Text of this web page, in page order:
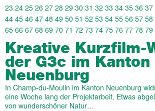
23 24 25 26 27 28 29 30 31 32 33 34 35 36 37
44 45 46 47 48 49 50 51 52 53 54 55 56 57 58
65 66 67 68 69 70 71 72 73 74 75 76 77 78 79
Kreative Kurzfilm-
der G3c im Kanton
Neuenburg
In Champ-du-Moulin im Kanton Neuenburg
eine Woche lang der Projektarbeit. Etwas
von wunderschöner Natur…